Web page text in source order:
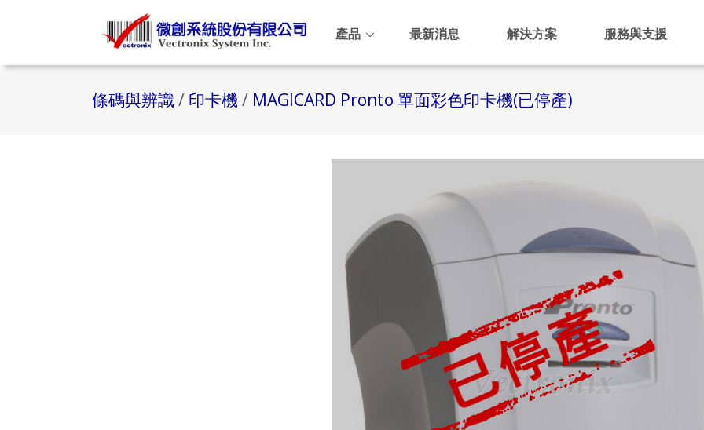
產品 最新消息 解決方案 服務與支援
條碼與辨識 / 印卡機 / MAGICARD Pronto 單面彩色印卡機(已停產)